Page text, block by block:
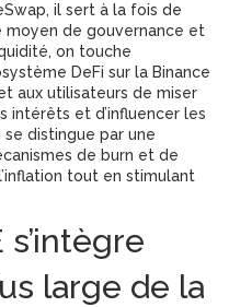
il sert à la fois de
de gouvernance et
, on touche
DeFi sur la Binance
aux utilisateurs de miser
intérêts et d’influencer les
distingue par une
de burn et de
tout en stimulant
large de la